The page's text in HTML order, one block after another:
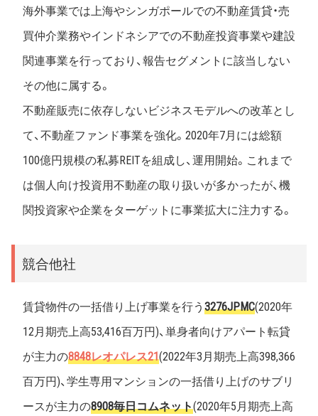
海外事業では上海やシンガポールでの不動産賃貸・売
買仲介業務やインドネシアでの不動産投資事業や建設
関連事業を行っており、報告セグメントに該当しない
その他に属する。
不動産販売に依存しないビジネスモデルへの改革とし
て、不動産ファンド事業を強化。2020年7月には総額
100億円規模の私募REITを組成し、運用開始。これまで
は個人向け投資用不動産の取り扱いが多かったが、機
関投資家や企業をターゲットに事業拡大に注力する。
競合他社
賃貸物件の一括借り上げ事業を行う3276JPMC(2020年
12月期売上高53,416百万円)、単身者向けアパート転貸
が主力の8848レオパレス21(2022年3月期売上高398,366
百万円)、学生専用マンションの一括借り上げのサブリ
ースが主力の8908毎日コムネット(2020年5月期売上高